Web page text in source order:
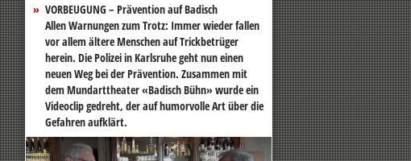
VORBEUGUNG – Prävention auf Badisch
Allen Warnungen zum Trotz: Immer wieder fallen
vor allem ältere Menschen auf Trickbetrüger
herein. Die Polizei in Karlsruhe geht nun einen
neuen Weg bei der Prävention. Zusammen mit
dem Mundarttheater «Badisch Bühn» wurde ein
Videoclip gedreht, der auf humorvolle Art über die
Gefahren aufklärt.
Video-
Player